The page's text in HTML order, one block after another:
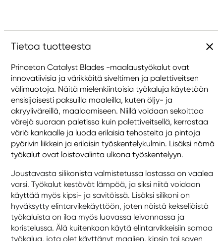
Tietoa tuotteesta
Princeton Catalyst Blades -maalaustyökalut ovat
innovatiivisia ja värikkäitä siveltimen ja palettiveitsen
välimuotoja. Näitä mielenkiintoisia työkaluja käytetään
ensisijaisesti paksuilla maaleilla, kuten öljy- ja
akryyliväreillä, maalaamiseen. Niillä voidaan sekoittaa
värejä suoraan paletissa kuin palettiveitsellä, kerrostaa
väriä kankaalle ja luoda erilaisia tehosteita ja pintoja
pyörivin liikkein ja erilaisin työskentelykulmin. Lisäksi nämä
työkalut ovat loistovalinta ulkona työskentelyyn.
Joustavasta silikonista valmistetussa lastassa on vaalea
varsi. Työkalut kestävät lämpöä, ja siksi niitä voidaan
käyttää myös kipsi- ja savitöissä. Lisäksi silikoni on
hyväksytty elintarvikekäyttöön, joten näistä kekseliäistä
työkaluista on iloa myös luovassa leivonnassa ja
koristelussa. Älä kuitenkaan käytä elintarvikkeisiin samaa
työkalua, jota olet käyttänyt maalien, kipsin tai saven